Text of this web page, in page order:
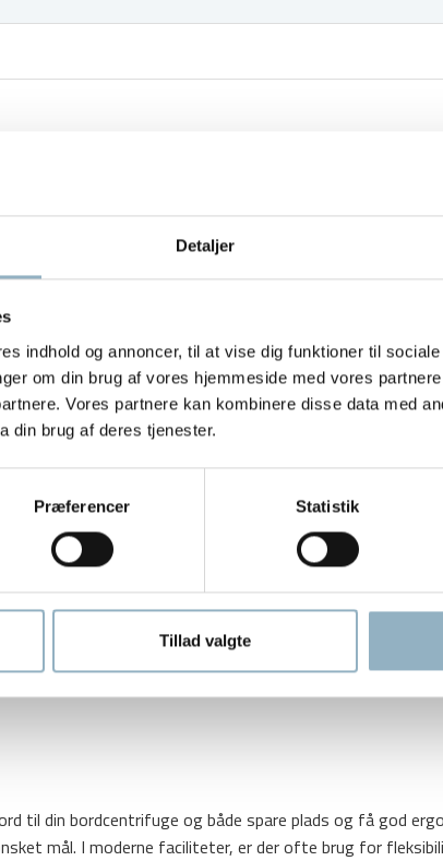
Detaljer
indhold og annoncer, til at vise dig funktioner til
om din brug af vores hjemmeside med vores
Vores partnere kan kombinere disse data med
din brug af deres tjenester.
Præferencer Statistik
Tillad valgte
til din bordcentrifuge og både spare plads og få god
mål. I moderne faciliteter, er der ofte brug for